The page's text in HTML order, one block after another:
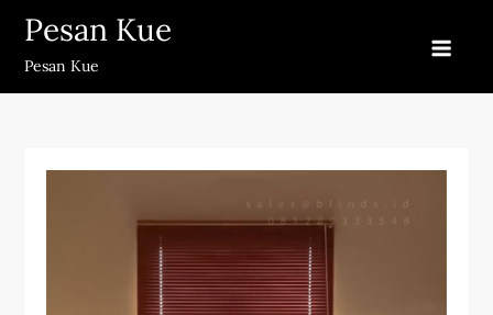
Skip
content
Pesan Kue
Pesan Kue